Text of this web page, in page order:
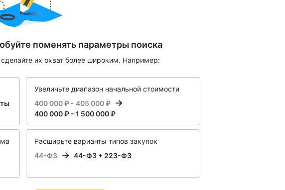
поменять параметры поиска
их охват более широким. Например:
Увеличьте диапазон начальной стоимости
400 000 ₽ - 405 000 ₽
400 000 ₽ - 1 500 000 ₽
Расширьте варианты типов закупок
44-ФЗ
44-ФЗ + 223-ФЗ